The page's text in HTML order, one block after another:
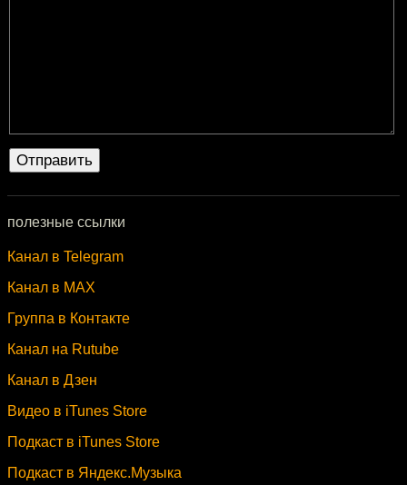
полезные ссылки
Канал в Telegram
Канал в MAX
Группа в Контакте
Канал на Rutube
Канал в Дзен
Видео в iTunes Store
Подкаст в iTunes Store
Подкаст в Яндекс.Музыка